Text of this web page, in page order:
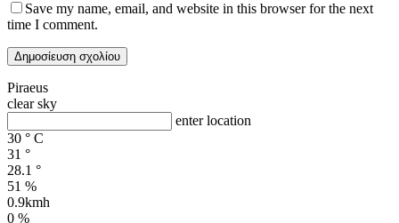
Save my name, email, and website in this browser for the next
time I comment.
Piraeus
clear sky
enter location
30 ° C
31 °
28.1 °
51 %
0.9kmh
0 %